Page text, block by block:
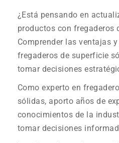
RU
¿Está pensando en
productos con fregaderos
Comprender las ventajas
fregaderos de superficie
tomar decisiones
Como experto en
sólidas, aporto años de
conocimientos de la
tomar decisiones